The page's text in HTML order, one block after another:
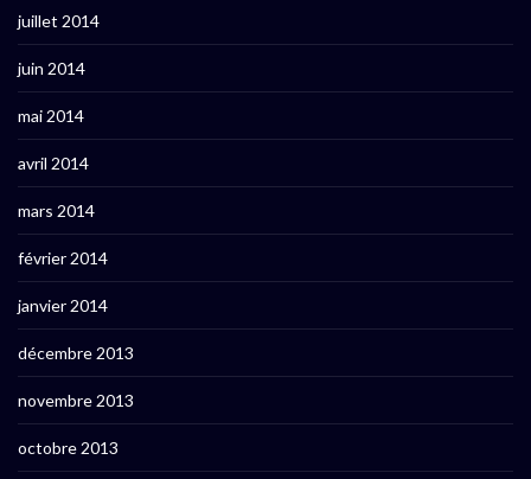
juillet 2014
juin 2014
mai 2014
avril 2014
mars 2014
février 2014
janvier 2014
décembre 2013
novembre 2013
octobre 2013